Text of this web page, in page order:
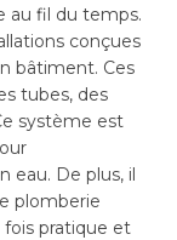
au fil du temps.
conçues
bâtiment. Ces
tubes, des
système est
eau. De plus, il
plomberie
fois pratique et